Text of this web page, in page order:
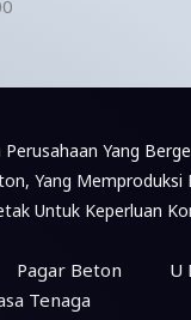
Perusahaan Yang
Yang Memproduksi
Untuk Keperluan
Pagar Beton
U
Tenaga